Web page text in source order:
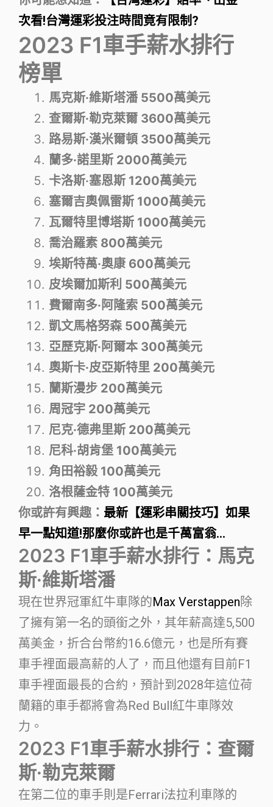
次看!台灣運彩投注時間竟有限制?
2023 F1車手薪水排行
榜單
馬克斯·維斯塔潘 5500萬美元
查爾斯·勒克萊爾 3600萬美元
路易斯·漢米爾頓 3500萬美元
蘭多·諾里斯 2000萬美元
卡洛斯‧塞恩斯 1200萬美元
塞爾吉奧佩雷斯 1000萬美元
瓦爾特里博塔斯 1000萬美元
喬治羅素 800萬美元
埃斯特萬·奧康 600萬美元
皮埃爾加斯利 500萬美元
費爾南多·阿隆索 500萬美元
凱文馬格努森 500萬美元
亞歷克斯·阿爾本 300萬美元
奧斯卡·皮亞斯特里 200萬美元
蘭斯漫步 200萬美元
周冠宇 200萬美元
尼克·德弗里斯 200萬美元
尼科·胡肯堡 100萬美元
角田裕毅 100萬美元
洛根薩金特 100萬美元
你或許有興趣： 最新【運彩串關技巧】如果
早一點知道!那麼你或許也是千萬富翁…
2023 F1車手薪水排行：馬克
斯·維斯塔潘
現在世界冠軍紅牛車隊的Max Verstappen除
了擁有第一名的頭銜之外，其年薪高達5,500
萬美金，折合台幣約16.6億元，也是所有賽
車手裡面最高薪的人了，而且他還有目前F1
車手裡面最長的合約，預計到2028年這位荷
蘭籍的車手都將會為Red Bull紅牛車隊效
力。
2023 F1車手薪水排行：查爾
斯·勒克萊爾
在第二位的車手則是Ferrari法拉利車隊的